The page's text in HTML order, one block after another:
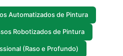
Automatizados de Pintura
Robotizados de Pintura
(Raso e Profundo)